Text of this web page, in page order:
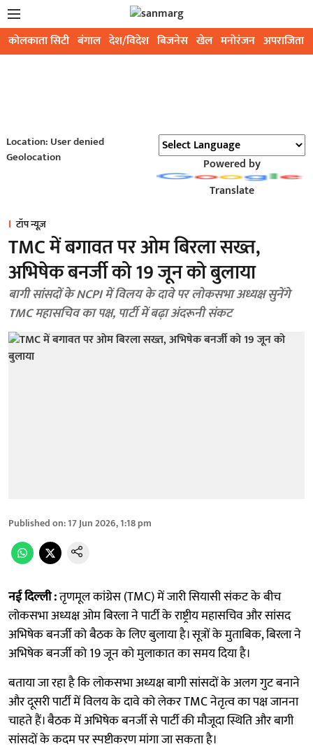
कोलकाता सिटी बंगाल देश/विदेश बिजनेस खेल मनोरंजन अपराजिता
Location: User denied
Geolocation
Powered by
Translate
टॉप न्यूज़
TMC में बगावत पर ओम बिरला सख्त,
अभिषेक बनर्जी को 19 जून को बुलाया
बागी सांसदों के NCPI में विलय के दावे पर लोकसभा अध्यक्ष सुनेंगे
TMC महासचिव का पक्ष, पार्टी में बढ़ा अंदरूनी संकट
Published on:17 Jun 2026, 1:18 pm
नई दिल्ली :तृणमूल कांग्रेस (TMC) में जारी सियासी संकट के बीच
लोकसभा अध्यक्ष ओम बिरला ने पार्टी के राष्ट्रीय महासचिव और सांसद
अभिषेक बनर्जी को बैठक के लिए बुलाया है। सूत्रों के मुताबिक, बिरला ने
अभिषेक बनर्जी को 19 जून को मुलाकात का समय दिया है।
बताया जा रहा है कि लोकसभा अध्यक्ष बागी सांसदों के अलग गुट बनाने
और दूसरी पार्टी में विलय के दावे को लेकर TMC नेतृत्व का पक्ष जानना
चाहते हैं। बैठक में अभिषेक बनर्जी से पार्टी की मौजूदा स्थिति और बागी
सांसदों के कदम पर स्पष्टीकरण मांगा जा सकता है।